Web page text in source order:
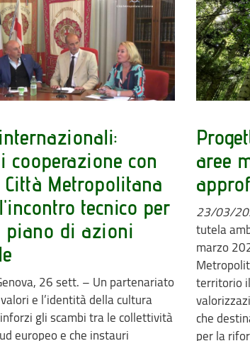
cooperazione con
Metropolitana
tecnico per
di azioni
26 sett. – Un partenariato
e l’identità della cultura
gli scambi tra le collettività
europeo e che instauri
aree
23/03/
tutela
marzo
territorio il
che
per la